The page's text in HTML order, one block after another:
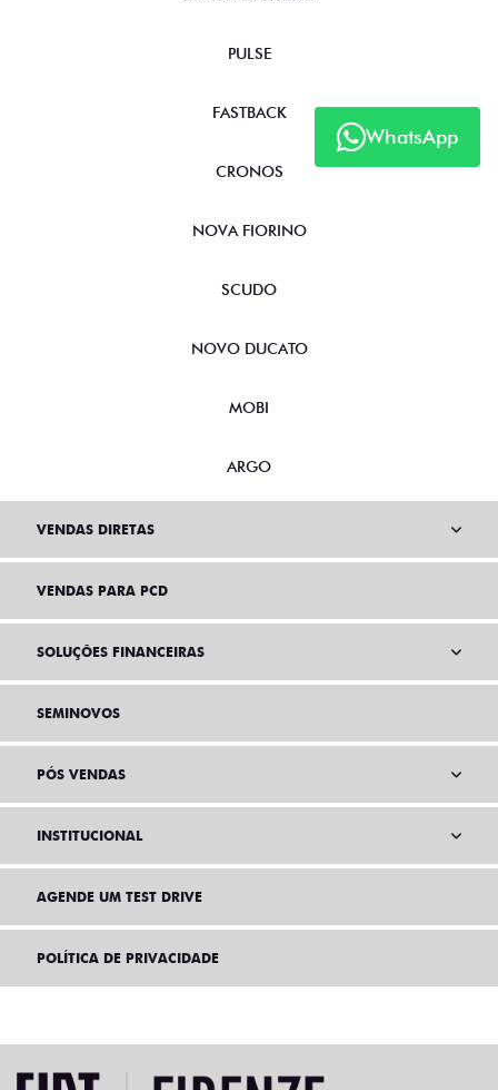
WhatsApp
PULSE
FASTBACK
CRONOS
NOVA FIORINO
SCUDO
NOVO DUCATO
MOBI
ARGO
VENDAS DIRETAS
VENDAS PARA PCD
SOLUÇÕES FINANCEIRAS
SEMINOVOS
PÓS VENDAS
INSTITUCIONAL
AGENDE UM TEST DRIVE
POLÍTICA DE PRIVACIDADE